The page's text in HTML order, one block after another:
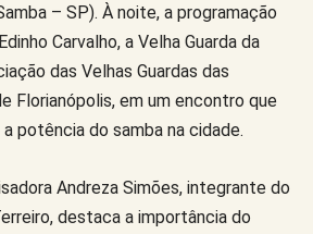
– SP). À noite, a programação
Carvalho, a Velha Guarda da
das Velhas Guardas das
Florianópolis, em um encontro que
potência do samba na cidade.
Andreza Simões, integrante do
destaca a importância do